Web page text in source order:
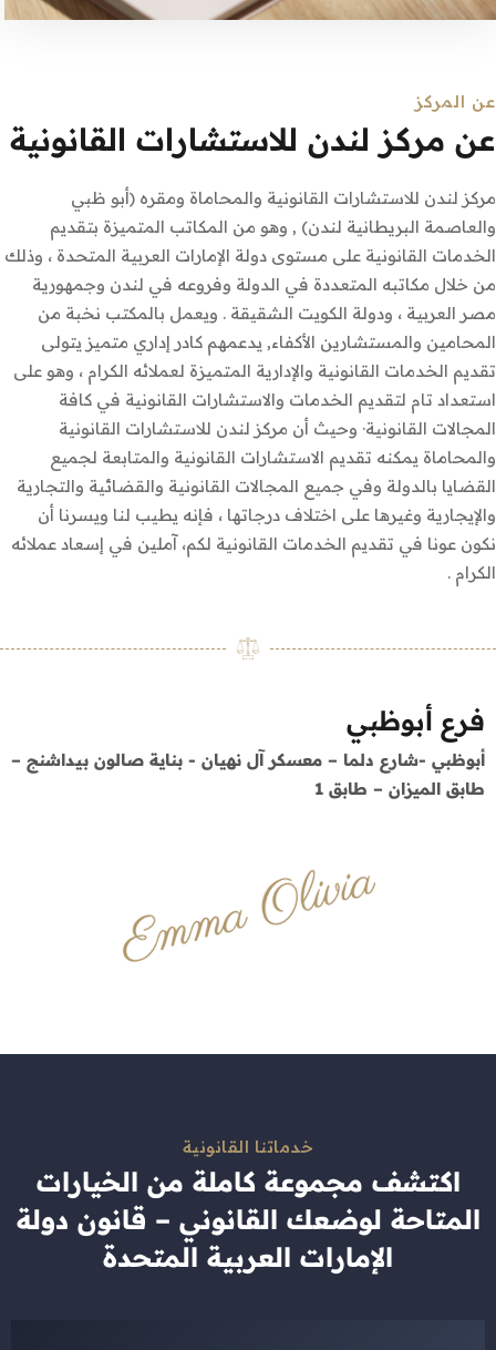
عن المركز
عن مركز لندن للاستشارات القانونية
مركز لندن للاستشارات القانونية والمحاماة ومقره (أبو ظبي
والعاصمة البريطانية لندن) , وهو من المكاتب المتميزة بتقديم
الخدمات القانونية على مستوى دولة الإمارات العربية المتحدة ، وذلك
من خلال مكاتبه المتعددة في الدولة وفروعه في لندن وجمهورية
مصر العربية ، ودولة الكويت الشقيقة . ويعمل بالمكتب نخبة من
المحامين والمستشارين الأكفاء, يدعمهم كادر إداري متميز يتولى
تقديم الخدمات القانونية والإدارية المتميزة لعملائه الكرام ، وهو على
استعداد تام لتقديم الخدمات والاستشارات القانونية في كافة
المجالات القانونية· وحيث أن مركز لندن للاستشارات القانونية
والمحاماة يمكنه تقديم الاستشارات القانونية والمتابعة لجميع
القضايا بالدولة وفي جميع المجالات القانونية والقضائية والتجارية
والإيجارية وغيرها على اختلاف درجاتها ، فإنه يطيب لنا ويسرنا أن
نكون عونا في تقديم الخدمات القانونية لكم، آملين في إسعاد عملائه
الكرام .
فرع أبوظبي
أبوظبي -شارع دلما – معسكر آل نهيان - بناية صالون بيداشنج –
طابق الميزان – طابق 1
خدماتنا القانونية
اكتشف مجموعة كاملة من الخيارات
المتاحة لوضعك القانوني – قانون دولة
الإمارات العربية المتحدة